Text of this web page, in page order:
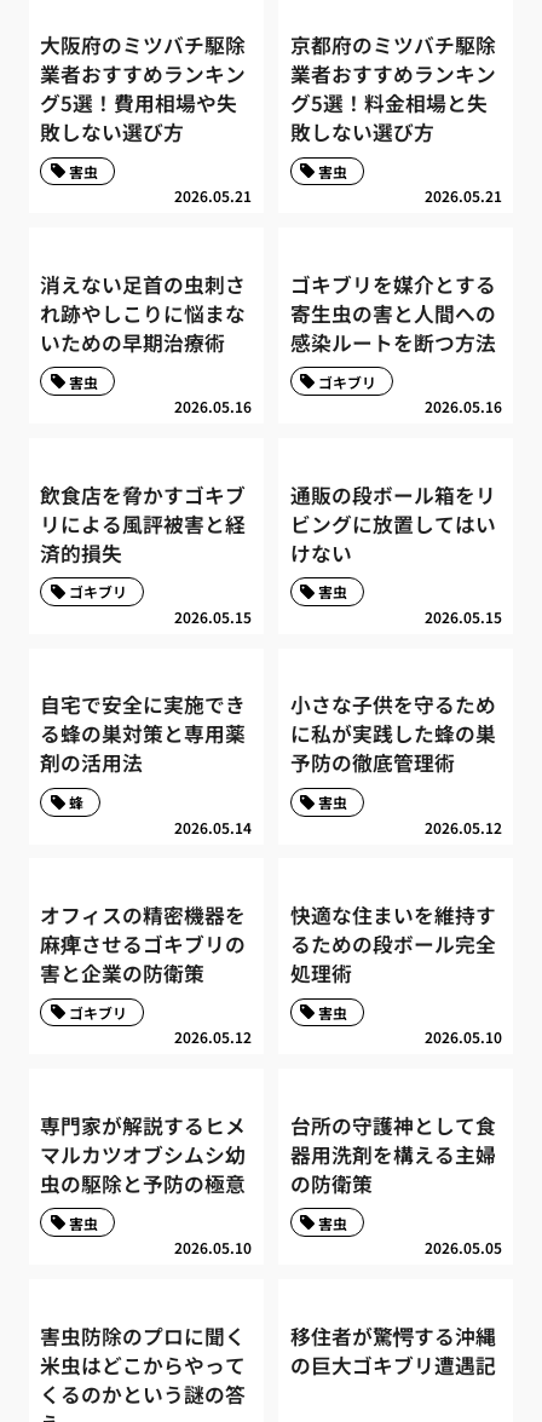
大阪府のミツバチ駆除
業者おすすめランキン
グ5選！費用相場や失
敗しない選び方
2026.05.21
害虫
京都府のミツバチ駆除
業者おすすめランキン
グ5選！料金相場と失
敗しない選び方
2026.05.21
害虫
消えない足首の虫刺さ
れ跡やしこりに悩まな
いための早期治療術
2026.05.16
害虫
ゴキブリを媒介とする
寄生虫の害と人間への
感染ルートを断つ方法
2026.05.16
ゴキブリ
飲食店を脅かすゴキブ
リによる風評被害と経
済的損失
2026.05.15
ゴキブリ
通販の段ボール箱をリ
ビングに放置してはい
けない
2026.05.15
害虫
自宅で安全に実施でき
る蜂の巣対策と専用薬
剤の活用法
2026.05.14
蜂
小さな子供を守るため
に私が実践した蜂の巣
予防の徹底管理術
2026.05.12
害虫
オフィスの精密機器を
麻痺させるゴキブリの
害と企業の防衛策
2026.05.12
ゴキブリ
快適な住まいを維持す
るための段ボール完全
処理術
2026.05.10
害虫
専門家が解説するヒメ
マルカツオブシムシ幼
虫の駆除と予防の極意
2026.05.10
害虫
台所の守護神として食
器用洗剤を構える主婦
の防衛策
2026.05.05
害虫
害虫防除のプロに聞く
米虫はどこからやって
くるのかという謎の答
移住者が驚愕する沖縄
の巨大ゴキブリ遭遇記